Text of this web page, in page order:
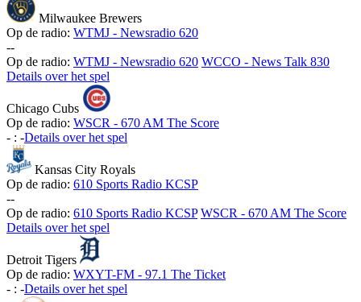
Milwaukee Brewers
Op de radio: WTMJ - Newsradio 620
--
Op de radio: WTMJ - Newsradio 620 WCCO - News Talk 830
Details over het spel
Chicago Cubs
Op de radio: WSCR - 670 AM The Score
- : -Details over het spel
Kansas City Royals
Op de radio: 610 Sports Radio KCSP
--
Op de radio: 610 Sports Radio KCSP WSCR - 670 AM The Score
Details over het spel
Detroit Tigers
Op de radio: WXYT-FM - 97.1 The Ticket
- : -Details over het spel